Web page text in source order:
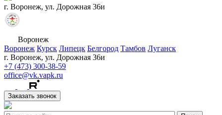
г. Воронеж, ул. Дорожная 36и
Воронеж
Воронеж Курск Липецк Белгород Тамбов Луганск
г. Воронеж, ул. Дорожная 36и
+7 (473) 300-38-59
office@vk.vapk.ru
Заказать звонок